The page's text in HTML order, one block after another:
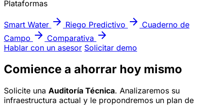
Plataformas
Smart Water arrow_forward Riego Predictivo arrow_forward Cuaderno de
Campo arrow_forward Comparativa arrow_forward
Hablar con un asesor Solicitar demo
Comience a ahorrar hoy mismo
Solicite una Auditoría Técnica. Analizaremos su
infraestructura actual y le propondremos un plan de